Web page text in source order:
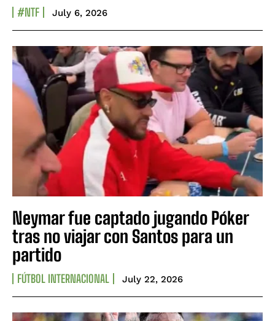
#NTF July 6, 2026
Neymar fue captado jugando Póker
tras no viajar con Santos para un
partido
FÚTBOL INTERNACIONAL July 22, 2026